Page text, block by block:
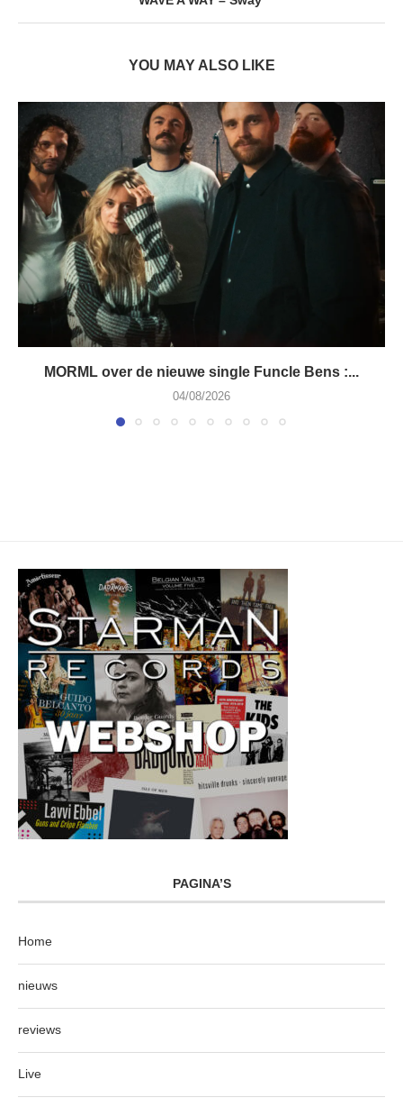
YOU MAY ALSO LIKE
MORML over de nieuwe single Funcle Bens :...
04/08/2026
PAGINA’S
Home
nieuws
reviews
Live